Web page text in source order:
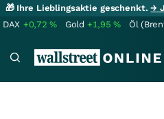
🎁 Ihre Lieblingsaktie geschenkt.→
DAX +0,72% Gold +1,95% Öl